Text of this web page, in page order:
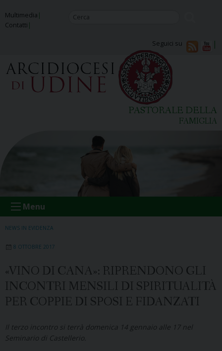
to
content
Multimedia
Contatti
Seguici su
PASTORALE DELLA
FAMIGLIA
Menu
NEWS IN EVIDENZA
8 OTTOBRE 2017
«VINO DI CANA»: RIPRENDONO GLI
INCONTRI MENSILI DI SPIRITUALITÀ
PER COPPIE DI SPOSI E FIDANZATI
Il terzo incontro si terrà domenica 14 gennaio alle 17 nel
Seminario di Castellerio.